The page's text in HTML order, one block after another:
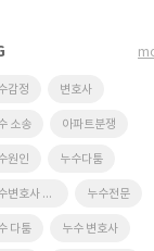
감정 변호사
소송 아파트분쟁
원인 누수다툼
누수변호사 #누수소송 #누수손해 #누수 #누수전문변호사 #누수법원 #누수탐지 #누수감정 #누수법무법인 #침수변호사 #누수곰팡이 #누수변호 #누수소장 #누수고소 #법무법인이랑 누수전문
다툼 누수 변호사